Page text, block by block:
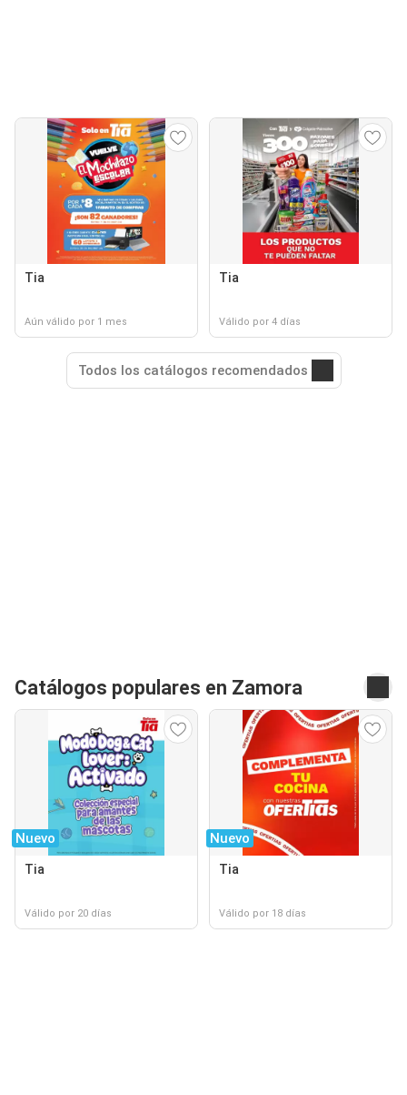
Tia
Aún válido por 1 mes
Tia
Válido por 4 días
Todos los catálogos recomendados
Catálogos populares en Zamora
Nuevo
Tia
Válido por 20 días
Nuevo
Tia
Válido por 18 días